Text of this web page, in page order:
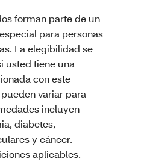
forman parte de un
para personas
La elegibilidad se
usted tiene una
con este
variar para
incluyen
diabetes,
y cáncer.
aplicables.